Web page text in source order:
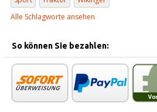
Alle Schlagworte ansehen
So können Sie bezahlen: